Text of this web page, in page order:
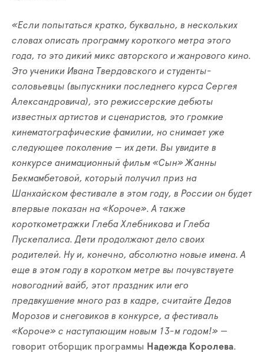
«Если попытаться кратко, буквально, в нескольких
словах описать программу короткого метра этого
года, то это дикий микс авторского и жанрового кино.
Это ученики Ивана Твердовского и студенты-
соловьевцы (выпускники последнего курса Сергея
Александровича), это режиссерские дебюты
известных артистов и сценаристов, это громкие
кинематографические фамилии, но снимает уже
следующее поколение — их дети. ​​Вы увидите в
конкурсе анимационный фильм «Сын» Жанны
Бекмамбетовой, который получил приз на
Шанхайском фестивале в этом году, в России он будет
впервые показан на «Короче». А также
короткометражки Глеба Хлебникова и Глеба
Пускепалиса. Дети продолжают дело своих
родителей. Ну и, конечно, абсолютно новые имена. А
еще в этом году в коротком метре вы почувствуете
новогодний вайб, этот праздник или его
предвкушение много раз в кадре, считайте Дедов
Морозов и снеговиков в конкурсе, а фестиваль
«Короче» с наступающим новым 13-м годом!» —
говорит отборщик программы Надежда Королева.